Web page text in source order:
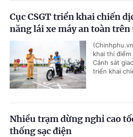
Cục CSGT triển khai chiến
năng lái xe máy an toàn trên
khai thí
Cảnh sát
triển khai
Nhiều trạm dừng nghỉ cao
thống sạc điện